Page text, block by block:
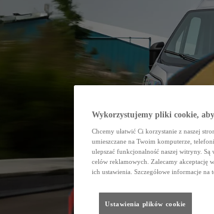
Wykorzystujemy pliki cookie,
Chcemy ułatwić Ci korzystanie z naszej
umieszczane na Twoim komputerze,
ulepszać funkcjonalność naszej witryny. Są
celów reklamowych. Zalecamy akceptację
ich ustawienia. Szczegółowe informacje na
Ustawienia plików cookie